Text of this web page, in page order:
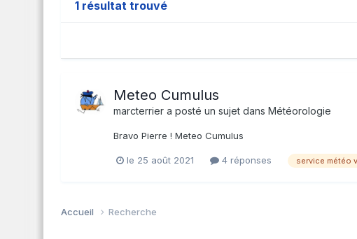
1 résultat trouvé
Meteo Cumulus
marcterrier a posté un sujet dans Météorologie
Bravo Pierre ! Meteo Cumulus
le 25 août 2021 4 réponses service météo
Accueil Recherche